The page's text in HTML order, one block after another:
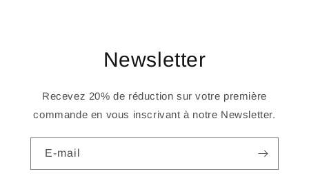
Newsletter
Recevez 20% de réduction sur votre première
commande en vous inscrivant à notre Newsletter.
E-mail